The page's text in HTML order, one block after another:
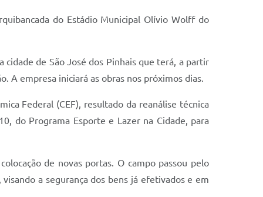
do Estádio Municipal Olívio Wolff do
de São José dos Pinhais que terá, a partir
A empresa iniciará as obras nos próximos dias.
Federal (CEF), resultado da reanálise técnica
do Programa Esporte e Lazer na Cidade, para
de novas portas. O campo passou pelo
a segurança dos bens já efetivados e em